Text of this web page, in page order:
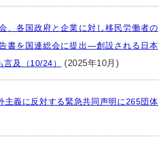
、各国政府と企業に対し移民労働者の
書を国連総会に提出―創設される日本
及（10/24）
(2025年10月)
主義に反対する緊急共同声明に265団体